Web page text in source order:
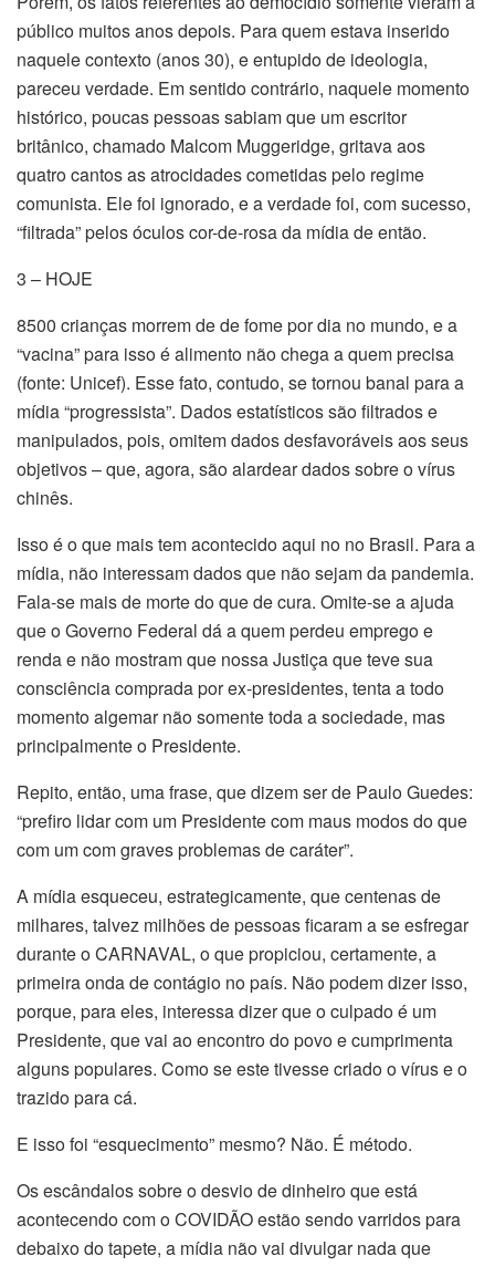
público muitos anos depois. Para quem estava inserido
naquele contexto (anos 30), e entupido de ideologia,
pareceu verdade. Em sentido contrário, naquele momento
histórico, poucas pessoas sabiam que um escritor
britânico, chamado Malcom Muggeridge, gritava aos
quatro cantos as atrocidades cometidas pelo regime
comunista. Ele foi ignorado, e a verdade foi, com sucesso,
“filtrada” pelos óculos cor-de-rosa da mídia de então.
3 – HOJE
8500 crianças morrem de de fome por dia no mundo, e a
“vacina” para isso é alimento não chega a quem precisa
(fonte: Unicef). Esse fato, contudo, se tornou banal para a
mídia “progressista”. Dados estatísticos são filtrados e
manipulados, pois, omitem dados desfavoráveis aos seus
objetivos – que, agora, são alardear dados sobre o vírus
chinês.
Isso é o que mais tem acontecido aqui no no Brasil. Para a
mídia, não interessam dados que não sejam da pandemia.
Fala-se mais de morte do que de cura. Omite-se a ajuda
que o Governo Federal dá a quem perdeu emprego e
renda e não mostram que nossa Justiça que teve sua
consciência comprada por ex-presidentes, tenta a todo
momento algemar não somente toda a sociedade, mas
principalmente o Presidente.
Repito, então, uma frase, que dizem ser de Paulo Guedes:
“prefiro lidar com um Presidente com maus modos do que
com um com graves problemas de caráter”.
A mídia esqueceu, estrategicamente, que centenas de
milhares, talvez milhões de pessoas ficaram a se esfregar
durante o CARNAVAL, o que propiciou, certamente, a
primeira onda de contágio no país. Não podem dizer isso,
porque, para eles, interessa dizer que o culpado é um
Presidente, que vai ao encontro do povo e cumprimenta
alguns populares. Como se este tivesse criado o vírus e o
trazido para cá.
E isso foi “esquecimento” mesmo? Não. É método.
Os escândalos sobre o desvio de dinheiro que está
acontecendo com o COVIDÃO estão sendo varridos para
debaixo do tapete, a mídia não vai divulgar nada que